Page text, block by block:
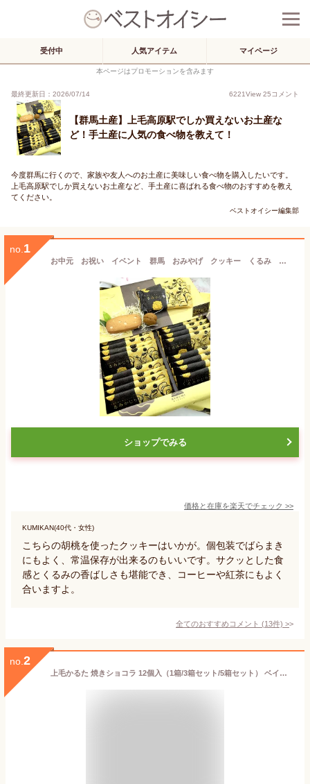
受付中 人気アイテム マイページ
本ページはプロモーションを含みます
最終更新日：2026/07/14 6221View 25コメント
【群馬土産】上毛高原駅でしか買えないお土産な
ど！手土産に人気の食べ物を教えて！
今度群馬に行くので、家族や友人へのお土産に美味しい食べ物を購入したいです。
上毛高原駅でしか買えないお土産など、手土産に喜ばれる食べ物のおすすめを教え
てください。
ベストオイシー編集部
no. 1
お中元 お祝い イベント 群馬 おみやげ クッキー くるみ 贈り物 お茶菓子【送料込】くるみかじり(大) 大人の味わい くるみの香ばしさが美味しいクッキー
ショップでみる
価格と在庫を楽天でチェック >>
KUMIKAN(40代・女性)
こちらの胡桃を使ったクッキーはいかが。個包装でばらまき
にもよく、常温保存が出来るのもいいです。サクッとした食
感とくるみの香ばしさも堪能でき、コーヒーや紅茶にもよく
合いますよ。
全てのおすすめコメント (13件) >
no. 2
上毛かるた 焼きショコラ 12個入（1箱/3箱セット/5箱セット） ベイクドショコラ 群馬名物 群馬 お土産 お菓子 洋菓子 個包装 人気 定番 ご当地 上毛 スイーツ